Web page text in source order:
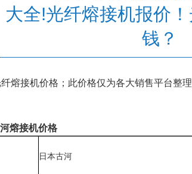
大全!光纤熔接机报价
钱？
熔接机价格；此价格仅为各大销售平台整
熔接机价格
日本古河